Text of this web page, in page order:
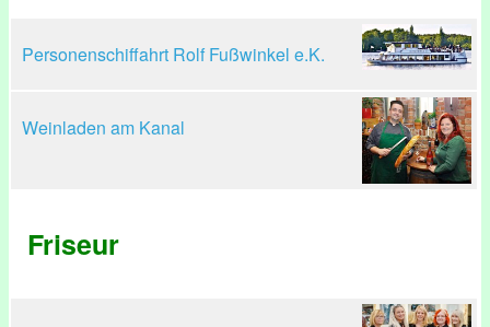
Personenschiffahrt Rolf Fußwinkel e.K.
Weinladen am Kanal
Friseur